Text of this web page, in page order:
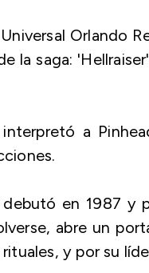
Orlando
la saga:
a
en 1987 y
abre un
y por su